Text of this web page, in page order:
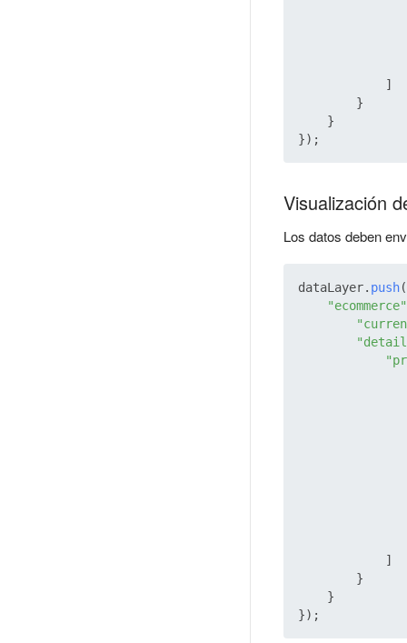
            ]
        }
    }
Visualización
Los datos deben
dataLayer. push
"ecommerce"
            ]
        }
    }